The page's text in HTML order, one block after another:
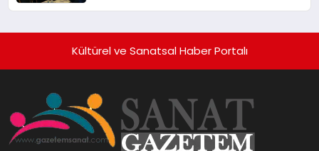
Kültürel ve Sanatsal Haber Portalı